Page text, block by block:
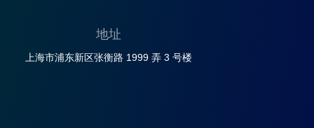
地址
上海市浦东新区张衡路 1999 弄 3 号楼